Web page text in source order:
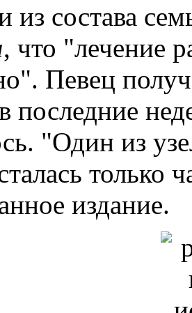
из состава
, что "лечение
Певец
последние
"Один из
только
издание.